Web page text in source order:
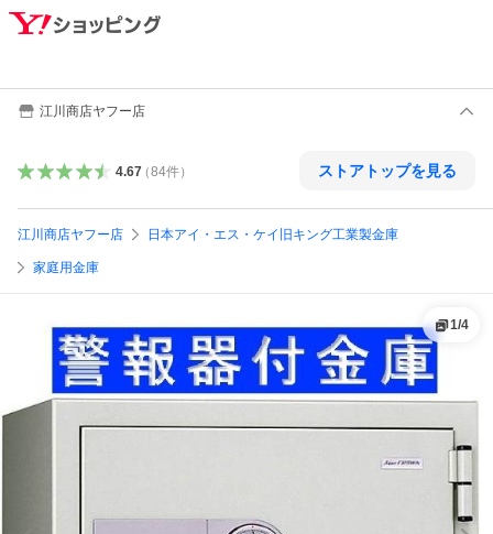
江川商店ヤフー店
4.67（84件） ストアトップを見る
江川商店ヤフー店 日本アイ・エス・ケイ旧キング工業製金庫
家庭用金庫
1/4